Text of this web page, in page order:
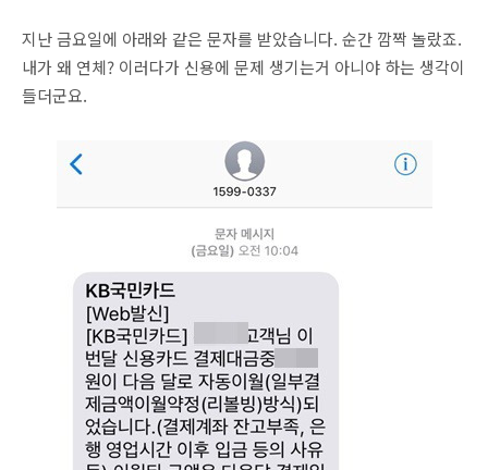
지난 금요일에 아래와 같은 문자를 받았습니다. 순간 깜짝 놀랐죠.
내가 왜 연체? 이러다가 신용에 문제 생기는거 아니야 하는 생각이
들더군요.